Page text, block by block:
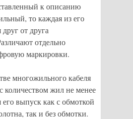
к описанию
то каждая из его
от друга
отдельно
маркировки.
многожильного кабеля
количеством жил не менее
его выпуск как с обмоткой
так и без обмотки.